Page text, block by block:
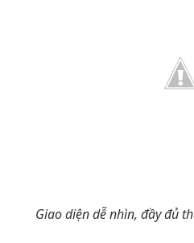
Giao diện dễ nhìn, đầy đủ